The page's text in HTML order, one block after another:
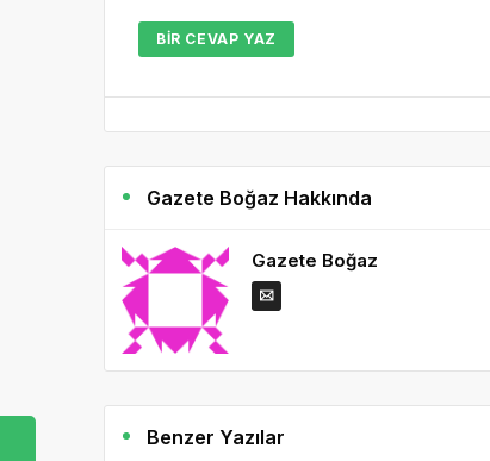
BIR CEVAP YAZ
Gazete Boğaz Hakkında
Gazete Boğaz
Benzer Yazılar